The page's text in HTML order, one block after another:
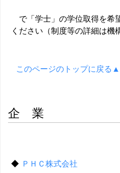
で「学士」の学位取得を希
ください（制度等の詳細は機
このページのトップに戻る▲
企 業
◆ ＰＨＣ株式会社